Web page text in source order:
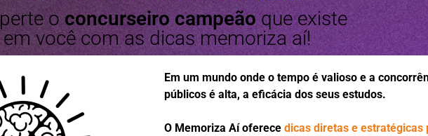
o concurseiro campeão que existe
em você com as dicas memoriza aí!
Em um mundo onde o tempo é valioso e a
públicos é alta, a eficácia dos seus estudos.
O Memoriza Aí oferece dicas diretas e estratégicas